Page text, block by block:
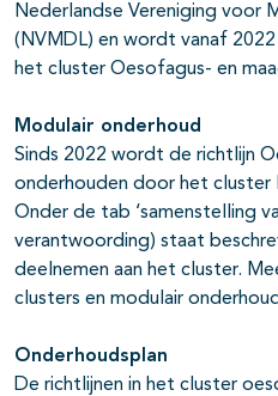
Nederlandse Vereniging voor
(NVMDL) en wordt vanaf
het cluster Oesofagus- en
Modulair onderhoud
Sinds 2022 wordt de richtlijn
onderhouden door het cluster
Onder de tab ‘samenstelling
verantwoording) staat
deelnemen aan het cluster.
clusters en modulair
Onderhoudsplan
De richtlijnen in het cluster